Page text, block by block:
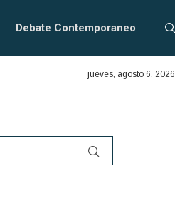
Debate Contemporaneo
En defensa del PRAIS.
jueves, agosto 6, 2026